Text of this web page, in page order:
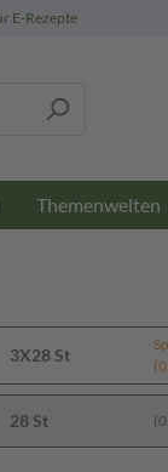
E-Rezepte
Themenwelten
3X28 St
28 St